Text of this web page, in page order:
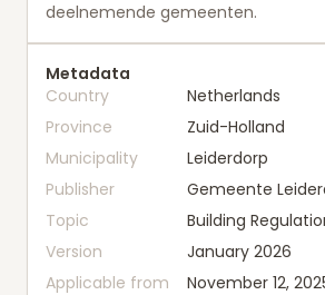
deelnemende gemeenten.
Metadata
Country
Netherlands
Province
Zuid-Holland
Municipality
Leiderdorp
Publisher
Gemeente
Topic
Building
Version
January 2026
Applicable from
November 12,